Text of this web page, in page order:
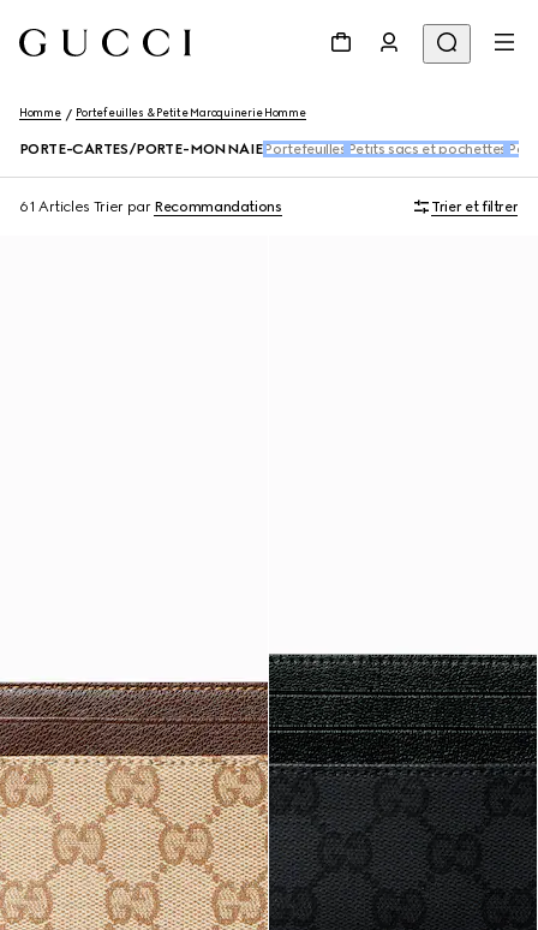
Homme Portefeuilles & Petite Maroquinerie Homme
PORTE-CARTES/PORTE-MONNAIE Portefeuilles Petits sacs et pochettes
61 Articles Trier par Recommandations Trier et filtrer